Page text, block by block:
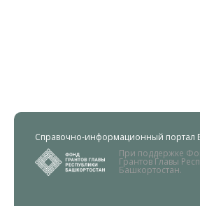
Справочно-информационный портал
При поддержке
Грантов Главы
Башкортостан.